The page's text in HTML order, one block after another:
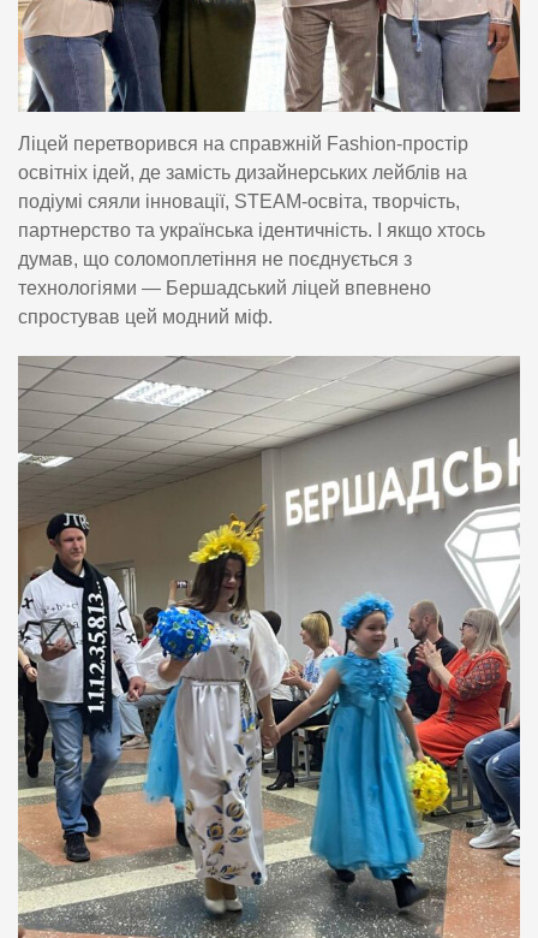
Ліцей перетворився на справжній Fashion-простір
освітніх ідей, де замість дизайнерських лейблів на
подіумі сяяли інновації, STEAM-освіта, творчість,
партнерство та українська ідентичність. І якщо хтось
думав, що соломоплетіння не поєднується з
технологіями — Бершадський ліцей впевнено
спростував цей модний міф.